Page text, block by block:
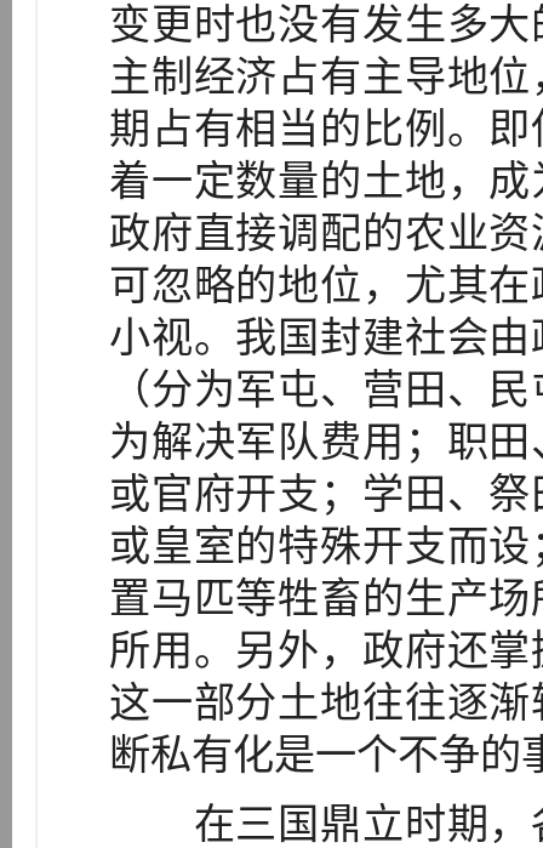
变更时也没有发生多
主制经济占有主导地
期占有相当的比例。
着一定数量的土地，
政府直接调配的农业
可忽略的地位，尤其
小视。我国封建社会
（分为军屯、营田、
为解决军队费用；职
或官府开支；学田、
或皇室的特殊开支而
置马匹等牲畜的生产
所用。另外，政府还
这一部分土地往往逐
断私有化是一个不争的
在三国鼎立时期，